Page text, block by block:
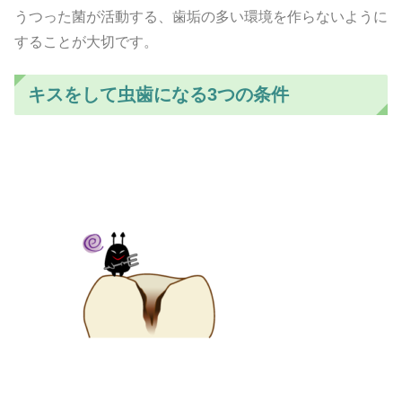
うつった菌が活動する、歯垢の多い環境を作らないように
することが大切です。
キスをして虫歯になる3つの条件